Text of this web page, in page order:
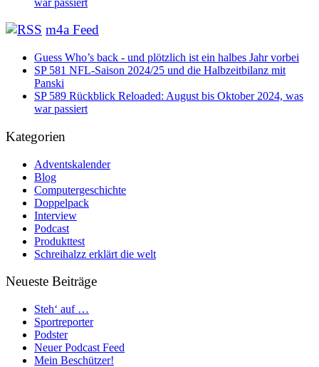
m4a Feed
Guess Who’s back - und plötzlich ist ein halbes Jahr vorbei
SP 581 NFL-Saison 2024/25 und die Halbzeitbilanz mit
Panski
SP 589 Rückblick Reloaded: August bis Oktober 2024, was
war passiert
Kategorien
Adventskalender
Blog
Computergeschichte
Doppelpack
Interview
Podcast
Produkttest
Schreihalzz erklärt die welt
Neueste Beiträge
Steh‘ auf …
Sportreporter
Podster
Neuer Podcast Feed
Mein Beschützer!